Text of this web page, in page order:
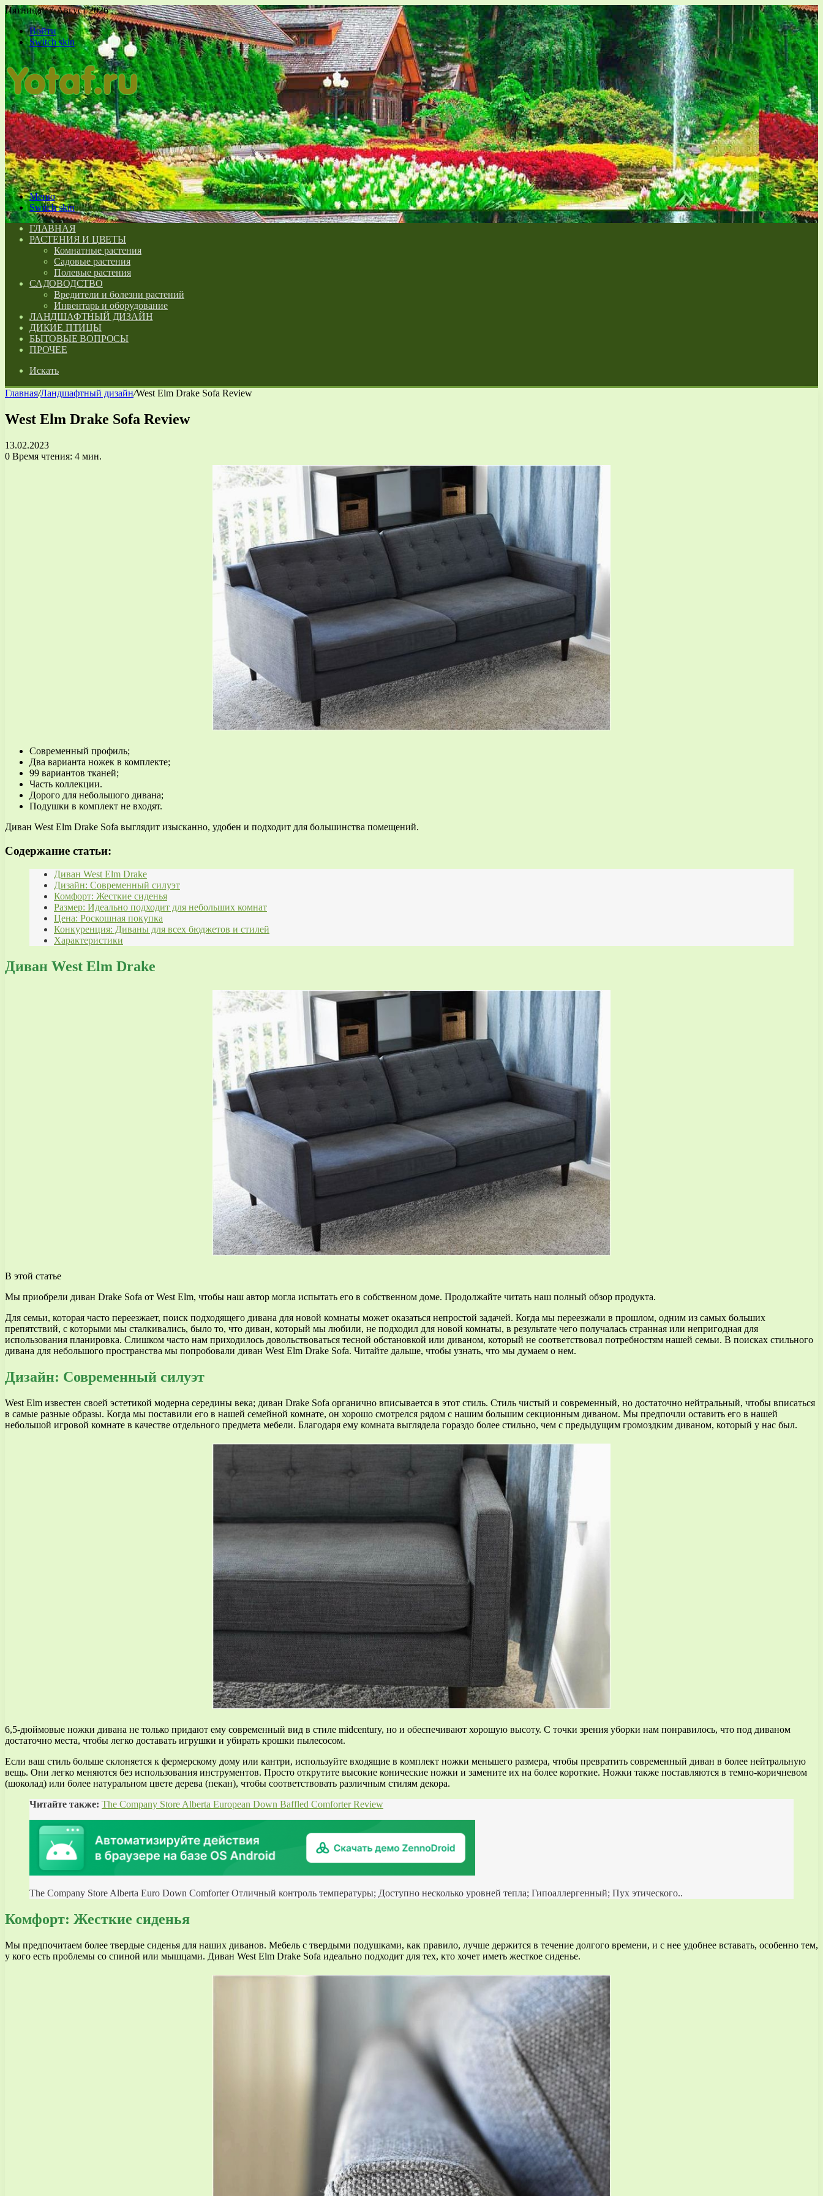
Пятница , 7 Август 2026
Войти
Switch skin
Меню
Switch skin
ГЛАВНАЯ
РАСТЕНИЯ И ЦВЕТЫ
Комнатные растения
Садовые растения
Полевые растения
САДОВОДСТВО
Вредители и болезни растений
Инвентарь и оборудование
ЛАНДШАФТНЫЙ ДИЗАЙН
ДИКИЕ ПТИЦЫ
БЫТОВЫЕ ВОПРОСЫ
ПРОЧЕЕ
Искать
Главная/Ландшафтный дизайн/West Elm Drake Sofa Review
West Elm Drake Sofa Review
13.02.2023
0 Время чтения: 4 мин.
Современный профиль;
Два варианта ножек в комплекте;
99 вариантов тканей;
Часть коллекции.
Дорого для небольшого дивана;
Подушки в комплект не входят.
Диван West Elm Drake Sofa выглядит изысканно, удобен и подходит для большинства помещений.
Содержание статьи:
Диван West Elm Drake
Дизайн: Современный силуэт
Комфорт: Жесткие сиденья
Размер: Идеально подходит для небольших комнат
Цена: Роскошная покупка
Конкуренция: Диваны для всех бюджетов и стилей
Характеристики
Диван West Elm Drake
В этой статье
Мы приобрели диван Drake Sofa от West Elm, чтобы наш автор могла испытать его в собственном доме. Продолжайте читать наш полный обзор продукта.
Для семьи, которая часто переезжает, поиск подходящего дивана для новой комнаты может оказаться непростой задачей. Когда мы переезжали в прошлом, одним из самых больших
препятствий, с которыми мы сталкивались, было то, что диван, который мы любили, не подходил для новой комнаты, в результате чего получалась странная или непригодная для
использования планировка. Слишком часто нам приходилось довольствоваться тесной обстановкой или диваном, который не соответствовал потребностям нашей семьи. В поисках стильного
дивана для небольшого пространства мы попробовали диван West Elm Drake Sofa. Читайте дальше, чтобы узнать, что мы думаем о нем.
Дизайн: Современный силуэт
West Elm известен своей эстетикой модерна середины века; диван Drake Sofa органично вписывается в этот стиль. Стиль чистый и современный, но достаточно нейтральный, чтобы вписаться
в самые разные образы. Когда мы поставили его в нашей семейной комнате, он хорошо смотрелся рядом с нашим большим секционным диваном. Мы предпочли оставить его в нашей
небольшой игровой комнате в качестве отдельного предмета мебели. Благодаря ему комната выглядела гораздо более стильно, чем с предыдущим громоздким диваном, который у нас был.
6,5-дюймовые ножки дивана не только придают ему современный вид в стиле midcentury, но и обеспечивают хорошую высоту. С точки зрения уборки нам понравилось, что под диваном
достаточно места, чтобы легко доставать игрушки и убирать крошки пылесосом.
Если ваш стиль больше склоняется к фермерскому дому или кантри, используйте входящие в комплект ножки меньшего размера, чтобы превратить современный диван в более нейтральную
вещь. Они легко меняются без использования инструментов. Просто открутите высокие конические ножки и замените их на более короткие. Ножки также поставляются в темно-коричневом
(шоколад) или более натуральном цвете дерева (пекан), чтобы соответствовать различным стилям декора.
Читайте также: The Company Store Alberta European Down Baffled Comforter Review
The Company Store Alberta Euro Down Comforter Отличный контроль температуры; Доступно несколько уровней тепла; Гипоаллергенный; Пух этического..
Комфорт: Жесткие сиденья
Мы предпочитаем более твердые сиденья для наших диванов. Мебель с твердыми подушками, как правило, лучше держится в течение долгого времени, и с нее удобнее вставать, особенно тем,
у кого есть проблемы со спиной или мышцами. Диван West Elm Drake Sofa идеально подходит для тех, кто хочет иметь жесткое сиденье.